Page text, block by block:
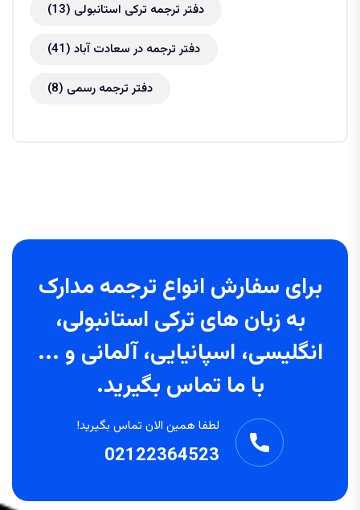
دفتر ترجمه ترکی استانبولی (13)
دفتر ترجمه در سعادت آباد (41)
دفتر ترجمه رسمی (8)
برای سفارش انواع ترجمه مدارک
به زبان های ترکی استانبولی،
انگلیسی، اسپانیایی، آلمانی و ...
با ما تماس بگیرید.
لطفا همین الان تماس بگیرید!
02122364523